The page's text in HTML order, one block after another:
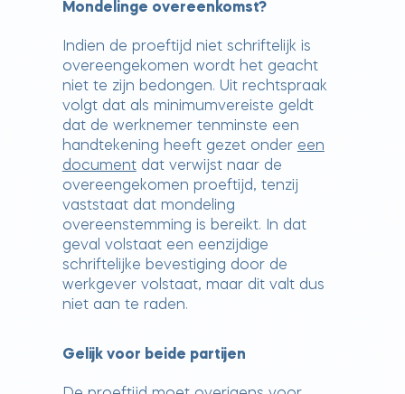
Mondelinge overeenkomst?
Indien de proeftijd niet schriftelijk is
overeengekomen wordt het geacht
niet te zijn bedongen. Uit rechtspraak
volgt dat als minimumvereiste geldt
dat de werknemer tenminste een
handtekening heeft gezet onder een
documentdat verwijst naar de
overeengekomen proeftijd, tenzij
vaststaat dat mondeling
overeenstemming is bereikt. In dat
geval volstaat een eenzijdige
schriftelijke bevestiging door de
werkgever volstaat, maar dit valt dus
niet aan te raden.
Gelijk voor beide partijen